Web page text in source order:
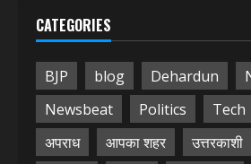
CATEGORIES
BJP blog Dehardun
Newsbeat
Politics Tech
अपराध
आपका शहर उत्तरकाशी